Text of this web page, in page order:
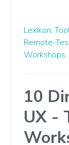
Lexikon,
Remote-
Workshops
10
UX -